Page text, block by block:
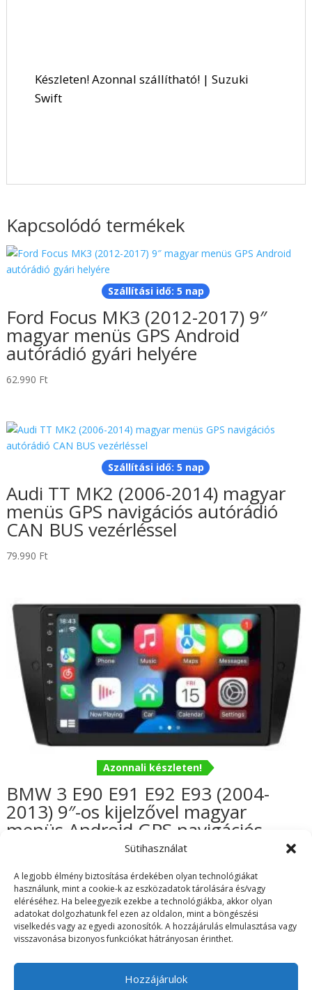
Sütihasználat
A legjobb élmény biztosítása érdekében olyan technológiákat
használunk, mint a cookie-k az eszközadatok tárolására és/vagy
eléréséhez. Ha beleegyezik ezekbe a technológiákba, akkor olyan
adatokat dolgozhatunk fel ezen az oldalon, mint a böngészési
viselkedés vagy az egyedi azonosítók. A hozzájárulás elmulasztása vagy
visszavonása bizonyos funkciókat hátrányosan érinthet.
Hozzájárulok
Készleten! Azonnal szállítható! | Suzuki
Swift
Kapcsolódó termékek
Szállítási idő: 5 nap
Ford Focus MK3 (2012-2017) 9″
magyar menüs GPS Android
autórádió gyári helyére
62.990 Ft
Szállítási idő: 5 nap
Audi TT MK2 (2006-2014) magyar
menüs GPS navigációs autórádió
CAN BUS vezérléssel
79.990 Ft
Azonnali készleten!
BMW 3 E90 E91 E92 E93 (2004-
2013) 9″-os kijelzővel magyar
menüs Android GPS navigációs
autórádió gyári helyére
62.990Ft
ÁSZF
Adatvédelmi irányelvek
Visszaküldés/Garancia
Szállítási információk